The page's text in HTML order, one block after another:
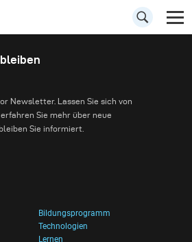
Newsletter. Lassen Sie sich von
Sie mehr über neue
Sie informiert.
Bildungsprogramm
Technologien
Lernen